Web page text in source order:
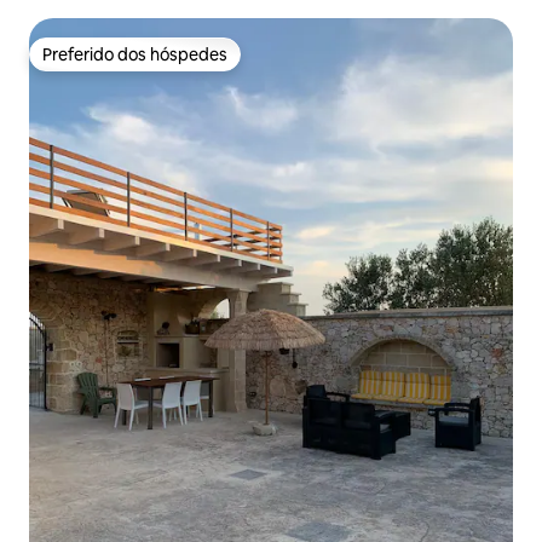
Preferido dos hóspedes
Preferido dos hóspedes